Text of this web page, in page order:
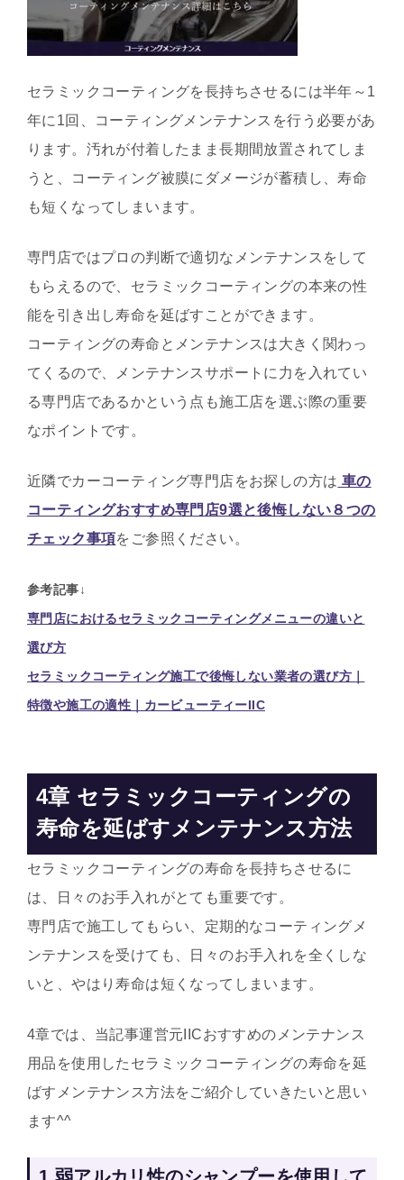
セラミックコーティングを長持ちさせるには半年～1
年に1回、コーティングメンテナンスを行う必要があ
ります。汚れが付着したまま長期間放置されてしま
うと、コーティング被膜にダメージが蓄積し、寿命
も短くなってしまいます。
専門店ではプロの判断で適切なメンテナンスをして
もらえるので、セラミックコーティングの本来の性
能を引き出し寿命を延ばすことができます。
コーティングの寿命とメンテナンスは大きく関わっ
てくるので、メンテナンスサポートに力を入れてい
る専門店であるかという点も施工店を選ぶ際の重要
なポイントです。
近隣でカーコーティング専門店をお探しの方は 車の
コーティングおすすめ専門店9選と後悔しない８つの
チェック事項をご参照ください。
参考記事↓
専門店におけるセラミックコーティングメニューの違いと
選び方
セラミックコーティング施工で後悔しない業者の選び方｜
特徴や施工の適性｜カービューティーIIC
4章 セラミックコーティングの
寿命を延ばすメンテナンス方法
セラミックコーティングの寿命を長持ちさせるに
は、日々のお手入れがとても重要です。
専門店で施工してもらい、定期的なコーティングメ
ンテナンスを受けても、日々のお手入れを全くしな
いと、やはり寿命は短くなってしまいます。
4章では、当記事運営元IICおすすめのメンテナンス
用品を使用したセラミックコーティングの寿命を延
ばすメンテナンス方法をご紹介していきたいと思い
ます^^